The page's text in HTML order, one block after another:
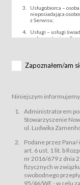
Usługobiorca –
nieposiadająca
z Serwisu;
Usługi – usługi
wykorzystaniem
za pośrednictwem
podmiotom z branży
Bilety – wybrane
Usługodawcą i
przewidziane przez
do uczestnictwa w
Sklep – sklep
Regulamin –
§ 2
Postanowienia ogólne
Zapoznałem/am
Niniejszym informujemy
Administratorem
Stowarzyszenie
ul. Ludwika
Podane przez
art. 6 ust. 1 lit. b
nr 2016/679 z dnia
fizycznych w
swobodnego
95/46/WE - w celu